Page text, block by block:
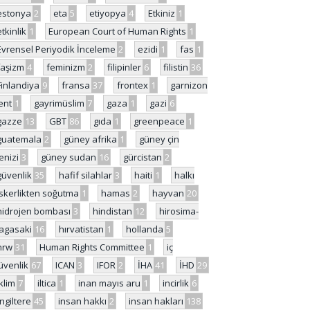
2 eta 5 etiyopya 4 Etkiniz 1
1 European Court of Human Rights 1
Periyodik İnceleme 2 ezidi 1 fas 1
4 feminizm 2 filipinler 6 filistin 36
9 fransa 37 frontex 1
garnizon
1 gayrimüslim 7 gaza 1 gazi 6
13 GBT 86 gıda 1 greenpeace 1
2 güney afrika 1
güney çin
3 güney sudan 16 gürcistan 2
35 hafif silahlar 3 haiti 1
halkı
soğutma 1 hamas 2 hayvan 20
bombası 3 hindistan 12
hirosima-
16 hırvatistan 1 hollanda 5
31 Human Rights Committee 1
iç
67 ICAN 3 IFOR 2 İHA 41 İHD 29
7 iltica 1 inan mayıs aru 1 incirlik 6
45 insan hakkı 2 insan hakları 138